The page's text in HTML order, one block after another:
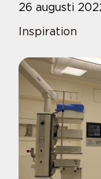
26 augusti
Inspiration